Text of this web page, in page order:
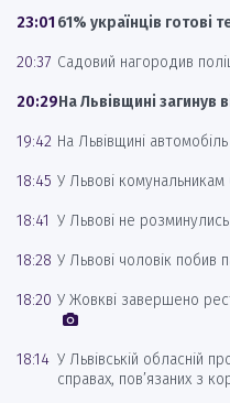
23:01 61% українців готові
20:37 Садовий нагородив
20:29На Львівщині
19:42 На Львівщині
18:45 У Львові
18:41 У Львові не
18:28 У Львові чоловік
18:20 У Жовкві завершено
18:14 У Львівській обласній
справах, пов’язаних з